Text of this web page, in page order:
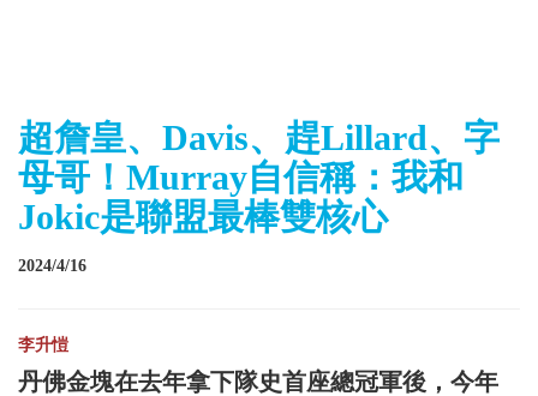
超詹皇、Davis、趕Lillard、字
母哥！Murray自信稱：我和
Jokic是聯盟最棒雙核心
2024/4/16
李升愷
丹佛金塊在去年拿下隊史首座總冠軍後，今年